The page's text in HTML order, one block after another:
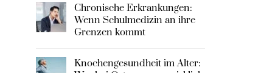
Chronische Erkrankungen:
Wenn Schulmedizin an ihre
Grenzen kommt
Knochengesundheit im Alter: